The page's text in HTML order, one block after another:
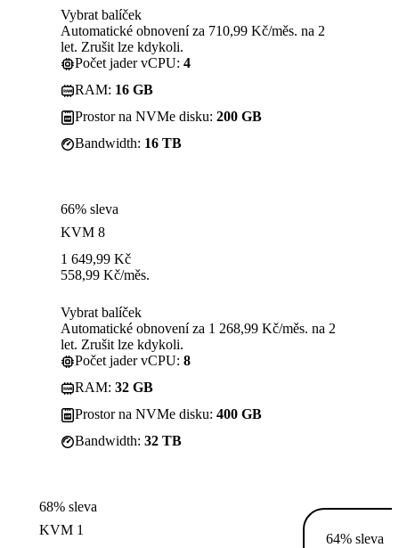
Vybrat balíček
Automatické obnovení za 710,99 Kč/měs. na 2
let. Zrušit lze kdykoli.
Počet jader vCPU: 4
RAM: 16 GB
Prostor na NVMe disku: 200 GB
Bandwidth: 16 TB
66% sleva
KVM 8
1 649,99 Kč
558,99 Kč/měs.
Vybrat balíček
Automatické obnovení za 1 268,99 Kč/měs. na 2
let. Zrušit lze kdykoli.
Počet jader vCPU: 8
RAM: 32 GB
Prostor na NVMe disku: 400 GB
Bandwidth: 32 TB
68% sleva
KVM 1
64% sleva